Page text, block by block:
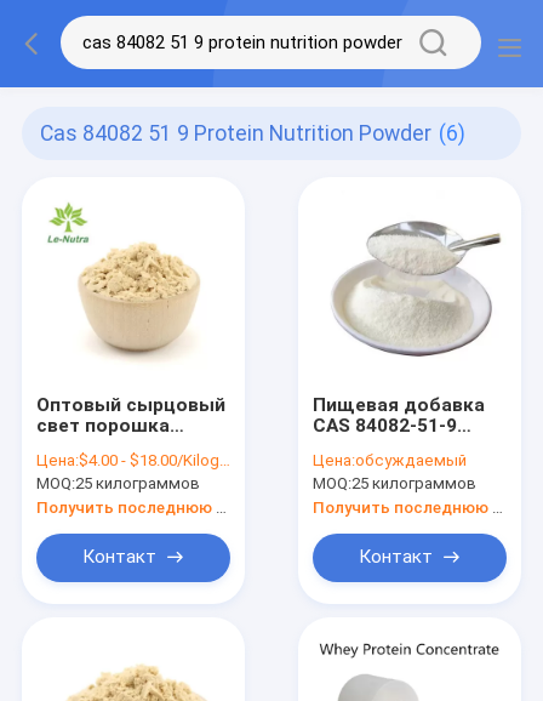
Cas 84082 51 9 Protein Nutrition Powder (6)
Оптовый сырцовый
свет порошка
желтый цвет CAS
84082-51-9
Цена:$4.00 - $18.00/Kilograms
MOQ:25 килограммов
Контакт
Пищевая добавка
CAS 84082-51-9
сырцовые
гликопротеиды
протеина Whey
Цена:обсуждаемый
MOQ:25 килограммов
Контакт